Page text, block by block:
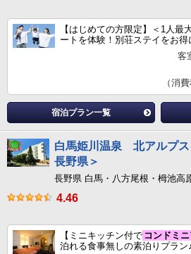
【はじめての方限定】＜1人最
ートを体験！別荘ステイをお得
客
（消
宿泊プラン一覧
白馬姫川温泉 北アルプ
長野県＞
長野県 白馬・八方尾根・栂池高
4.46
【ミニキッチン付で コンドミ
泊れる食事無しの素泊りプラ